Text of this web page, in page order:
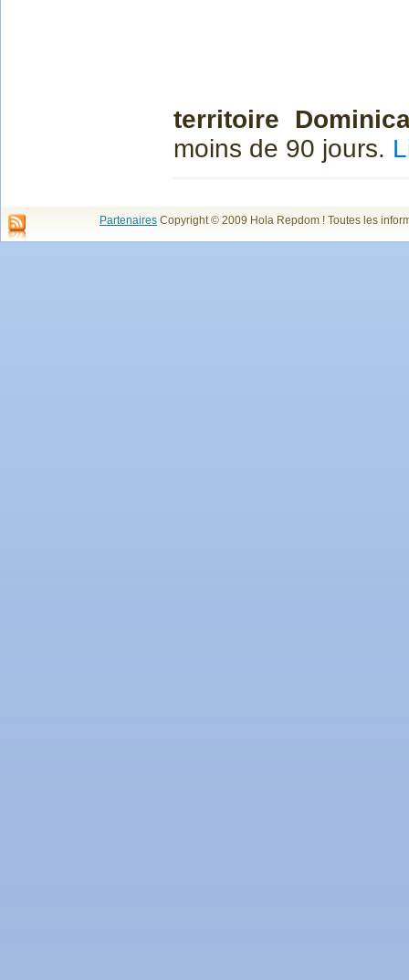
territoire
moins de 90 jours.
Partenaires Copyright © 2009 Hola Repdom ! Toutes les